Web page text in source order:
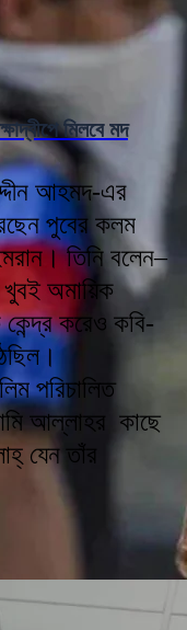
মিলবে মদ
আহমদ-এর
পুবের কলম
তিনি বলেন–
খুবই অমায়িক
করেও কবি-
পরিচালিত
আল্লাহর কাছে
যেন তাঁর